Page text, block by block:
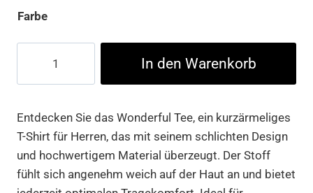
Farbe
Menge
In den Warenkorb
Entdecken Sie das Wonderful Tee, ein kurzärmeliges
T-Shirt für Herren, das mit seinem schlichten Design
und hochwertigem Material überzeugt. Der Stoff
fühlt sich angenehm weich auf der Haut an und bietet